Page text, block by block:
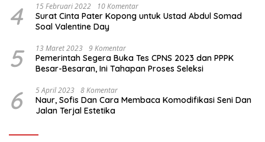
4 15 Februari 2022 10 Komentar
Surat Cinta Pater Kopong untuk Ustad Abdul Somad
Soal Valentine Day
5 13 Maret 2023 9 Komentar
Pemerintah Segera Buka Tes CPNS 2023 dan PPPK
Besar-Besaran, Ini Tahapan Proses Seleksi
6 5 April 2023 8 Komentar
Naur, Sofis Dan Cara Membaca Komodifikasi Seni Dan
Jalan Terjal Estetika